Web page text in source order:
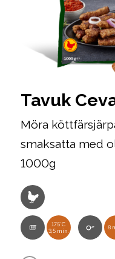
175°C
3,5 min.
8
Tavuk
Möra
smaksatta med
1000g